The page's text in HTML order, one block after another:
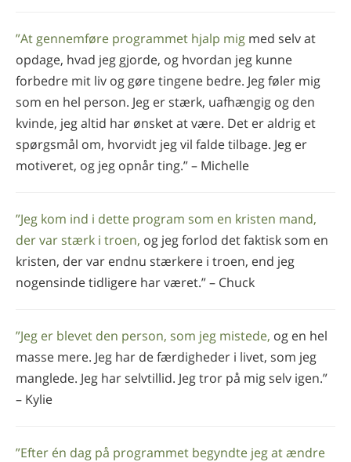
”At gennemføre programmet hjalp mig med selv at
opdage, hvad jeg gjorde, og hvordan jeg kunne
forbedre mit liv og gøre tingene bedre. Jeg føler mig
som en hel person. Jeg er stærk, uafhængig og den
kvinde, jeg altid har ønsket at være. Det er aldrig et
spørgsmål om, hvorvidt jeg vil falde tilbage. Jeg er
motiveret, og jeg opnår ting.” – Michelle
”Jeg kom ind i dette program som en kristen mand,
der var stærk i troen, og jeg forlod det faktisk som en
kristen, der var endnu stærkere i troen, end jeg
nogensinde tidligere har været.” – Chuck
”Jeg er blevet den person, som jeg mistede, og en hel
masse mere. Jeg har de færdigheder i livet, som jeg
manglede. Jeg har selvtillid. Jeg tror på mig selv igen.”
– Kylie
”Efter én dag på programmet begyndte jeg at ændre